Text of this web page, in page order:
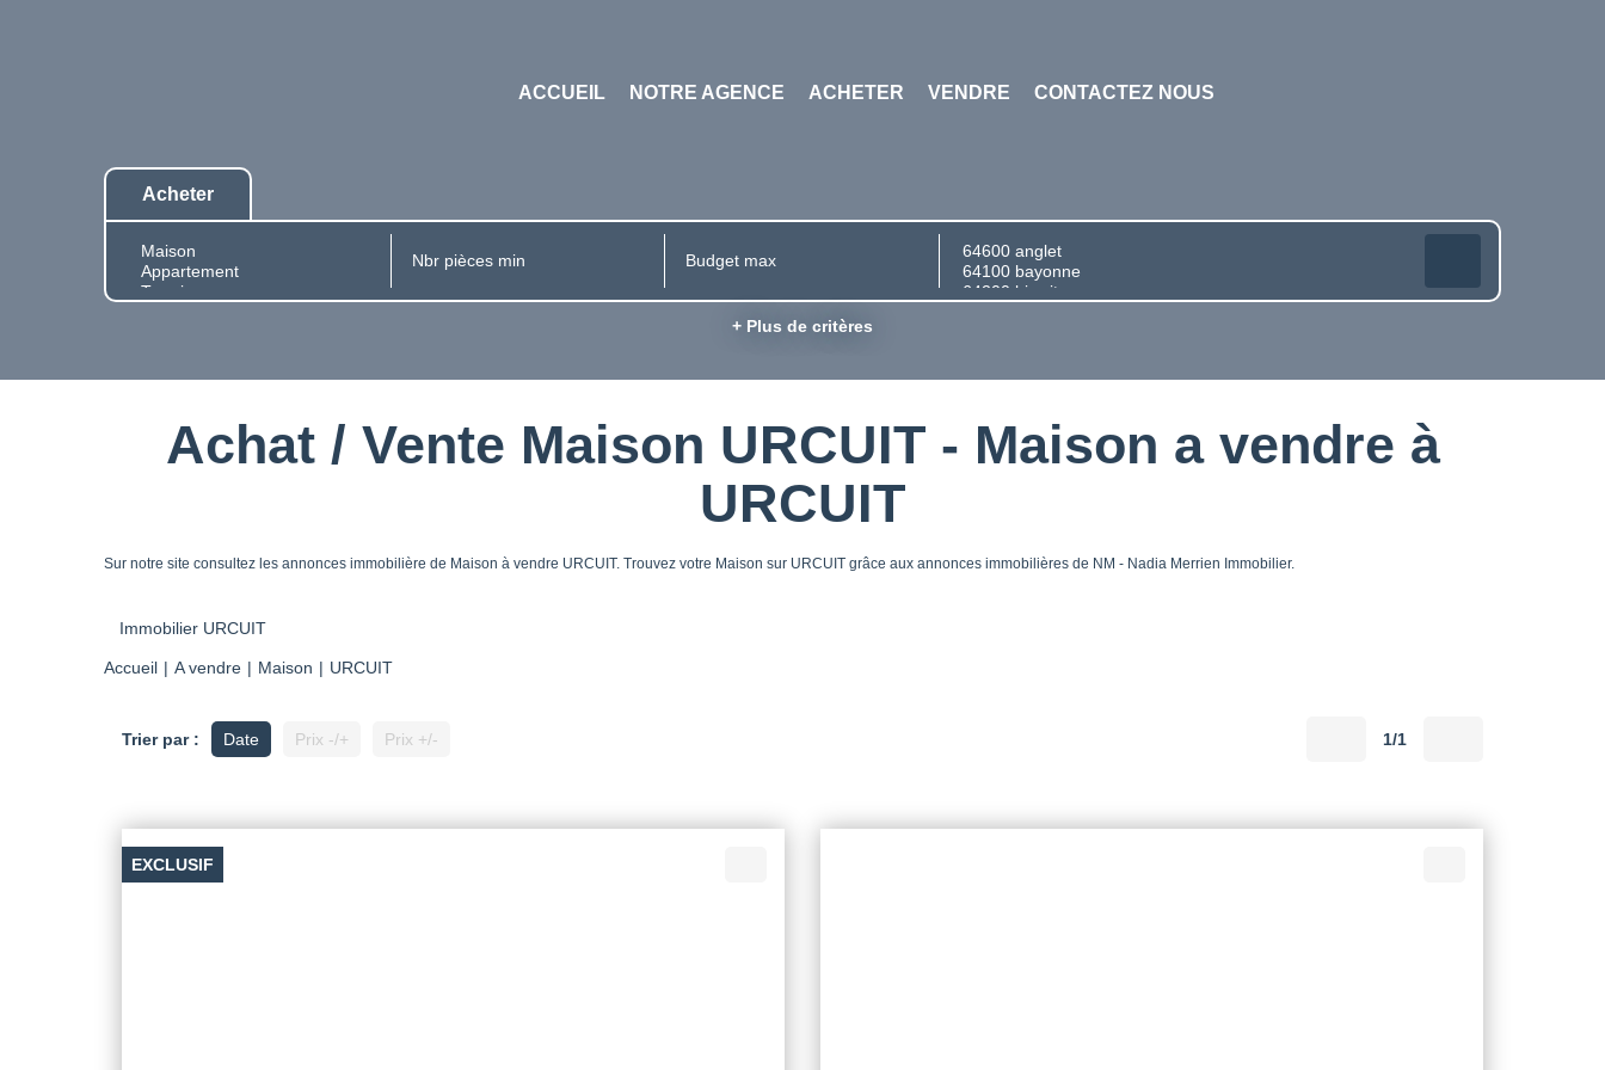
ACCUEIL NOTRE AGENCE ACHETER VENDRE CONTACTEZ NOUS
Acheter
+ Plus de critères
Achat / Vente Maison URCUIT - Maison a vendre à
URCUIT
Sur notre site consultez les annonces immobilière de Maison à vendre URCUIT. Trouvez votre Maison sur URCUIT grâce aux annonces immobilières de NM - Nadia Merrien Immobilier.
Immobilier URCUIT
Accueil A vendre Maison URCUIT
Trier par : Date Prix -/+ Prix +/- 1/1
EXCLUSIF